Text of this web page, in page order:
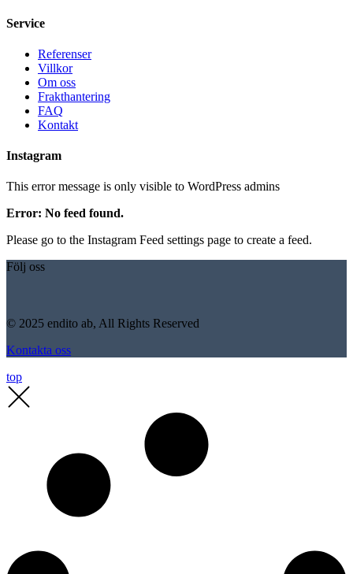
Service
Referenser
Villkor
Om oss
Frakthantering
FAQ
Kontakt
Instagram
This error message is only visible to WordPress admins
Error: No feed found.
Please go to the Instagram Feed settings page to create a feed.
Följ oss
© 2025 endito ab, All Rights Reserved
Kontakta oss
top